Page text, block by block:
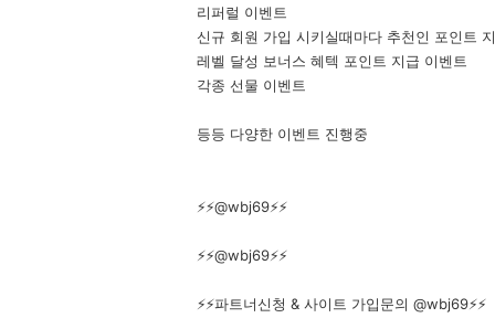
리퍼럴 이벤트
신규 회원 가입 시키실때마다 추천인 포인트
레벨 달성 보너스 혜텍 포인트 지급 이벤트
각종 선물 이벤트
등등 다양한 이벤트 진행중
⚡️⚡️@wbj69⚡️⚡️
⚡️⚡️@wbj69⚡️⚡️
⚡️⚡️파트너신청 & 사이트 가입문의 @wbj69⚡️⚡️